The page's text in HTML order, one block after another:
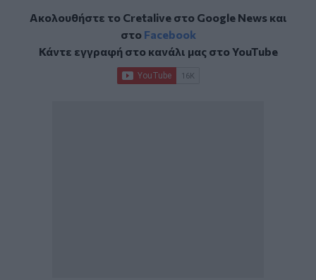
Ακολουθήστε το Cretalive στο Google Newsκαι
στο Facebook
Κάντε εγγραφή στο κανάλι μας στοYouTube